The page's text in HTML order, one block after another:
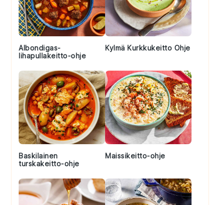
Albondigas-
lihapullakeitto-ohje
Kylmä Kurkkukeitto Ohje
Baskilainen
turskakeitto-ohje
Maissikeitto-ohje